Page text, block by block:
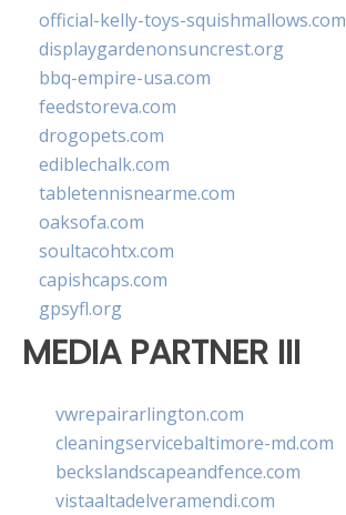
official-kelly-toys-squishmallows.com
displaygardenonsuncrest.org
bbq-empire-usa.com
feedstoreva.com
drogopets.com
ediblechalk.com
tabletennisnearme.com
oaksofa.com
soultacohtx.com
capishcaps.com
gpsyfl.org
MEDIA PARTNER III
vwrepairarlington.com
cleaningservicebaltimore-md.com
beckslandscapeandfence.com
vistaaltadelveramendi.com